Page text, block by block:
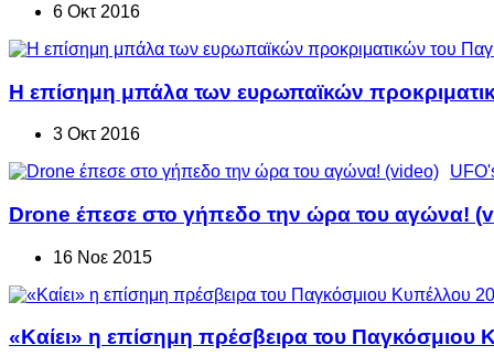
6 Οκτ 2016
Η επίσημη μπάλα των ευρωπαϊκών
3 Οκτ 2016
Drone έπεσε στο γήπεδο την ώρα του αγώνα!
16 Νοε 2015
«Καίει» η επίσημη πρέσβειρα του Παγκόσμιου